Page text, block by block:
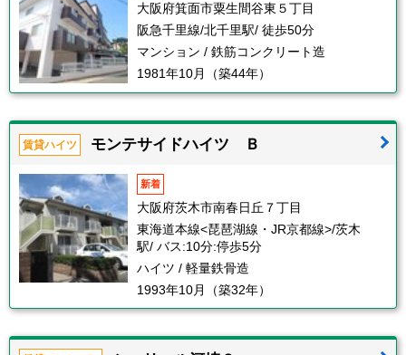
大阪府箕面市粟生間谷東５丁目
阪急千里線/北千里駅/ 徒歩50分
マンション / 鉄筋コンクリート造
1981年10月（築44年）
賃貸ハイツ モンテサイドハイツ Ｂ
新着
大阪府茨木市南春日丘７丁目
東海道本線<琵琶湖線・JR京都線>/茨木
駅/ バス:10分:停歩5分
ハイツ / 軽量鉄骨造
1993年10月（築32年）